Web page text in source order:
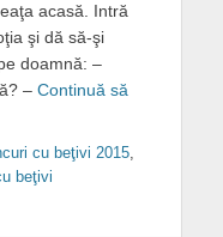
acasă. Intră
şi dă să-şi
doamnă: –
– Continuă să
cu beţivi 2015,
beţivi